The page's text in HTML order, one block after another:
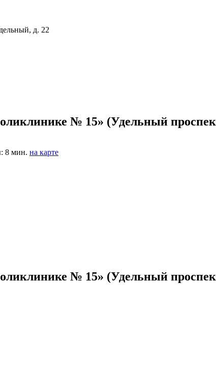
д. 22
№ 15» (Удельный
8 мин. на карте
№ 15» (Удельный